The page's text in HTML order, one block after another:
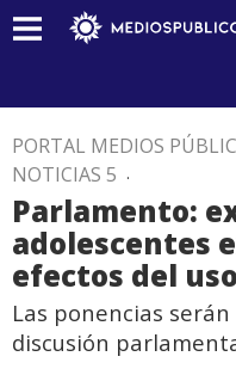
PORTAL MEDIOS
NOTICIAS 5 .
Parlamento:
adolescentes
efectos del
Las ponencias
discusión